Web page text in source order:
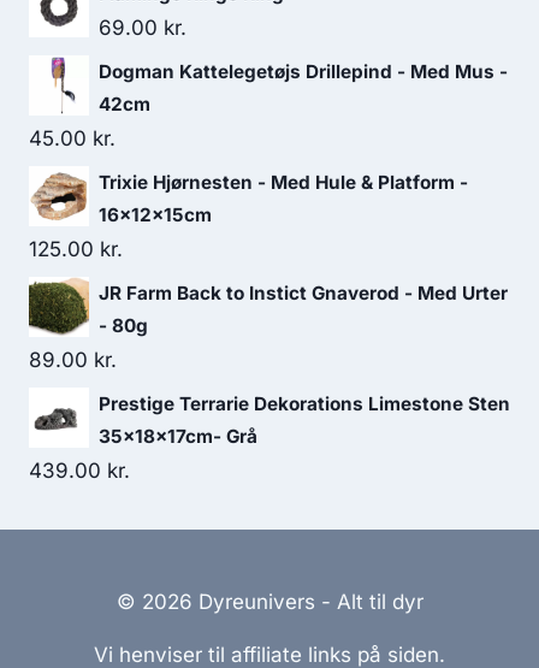
159.00 kr..
69.00 kr.
Dogman Kattelegetøjs Drillepind - Med Mus -
42cm
45.00 kr.
Trixie Hjørnesten - Med Hule & Platform -
16x12x15cm
125.00 kr.
JR Farm Back to Instict Gnaverod - Med Urter
- 80g
89.00 kr.
Prestige Terrarie Dekorations Limestone Sten
35x18x17cm- Grå
439.00 kr.
© 2026 Dyreunivers - Alt til dyr
Vi henviser til affiliate links på siden.